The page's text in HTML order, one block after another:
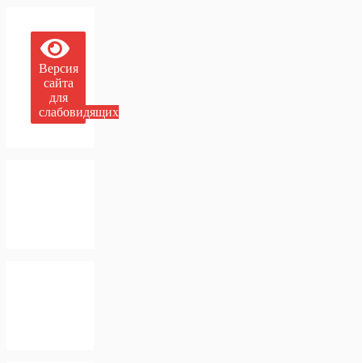
Версия
сайта
для
слабовидящих